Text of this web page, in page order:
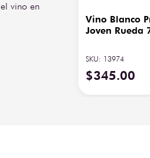
vino en
Vino Blanco
Joven Rueda
SKU: 13974
$345.00